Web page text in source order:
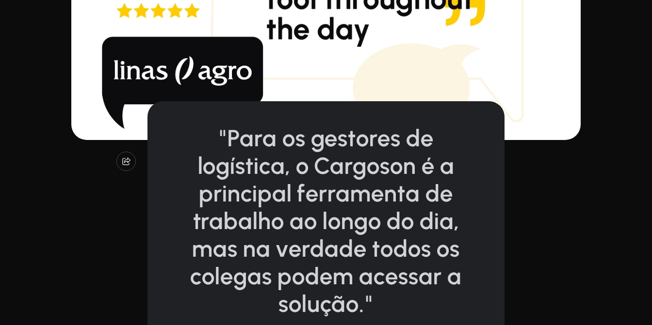
"Para os gestores de
logística, o Cargoson é a
principal ferramenta de
trabalho ao longo do dia,
mas na verdade todos os
colegas podem acessar a
solução."